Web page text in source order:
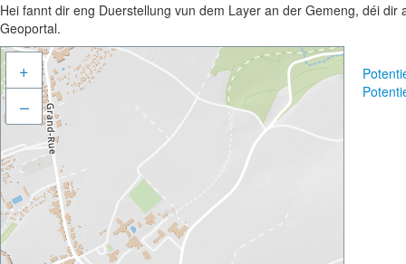
Hei fannt dir eng Duerstellung vun dem Layer an der Gemeng, déi
Geoportal.
+
–